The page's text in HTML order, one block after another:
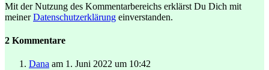
Mit der Nutzung des Kommentarbereichs erklärst Du Dich mit
meinerDatenschutzerklärung einverstanden.
2 Kommentare
Dana am 1. Juni 2022 um 10:42